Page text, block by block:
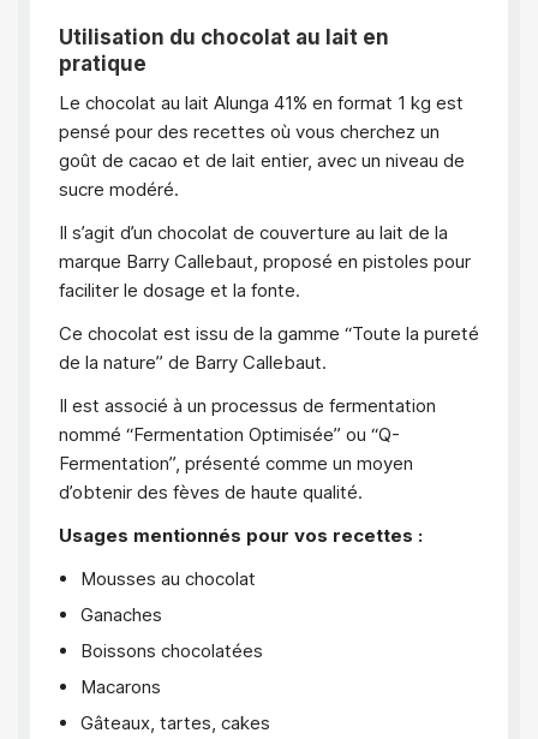
Utilisation du chocolat au lait en
pratique
Le chocolat au lait Alunga 41% en format 1 kg est
pensé pour des recettes où vous cherchez un
goût de cacao et de lait entier, avec un niveau de
sucre modéré.
Il s’agit d’un chocolat de couverture au lait de la
marque Barry Callebaut, proposé en pistoles pour
faciliter le dosage et la fonte.
Ce chocolat est issu de la gamme “Toute la pureté
de la nature” de Barry Callebaut.
Il est associé à un processus de fermentation
nommé “Fermentation Optimisée” ou “Q-
Fermentation”, présenté comme un moyen
d’obtenir des fèves de haute qualité.
Usages mentionnés pour vos recettes :
Mousses au chocolat
Ganaches
Boissons chocolatées
Macarons
Gâteaux, tartes, cakes